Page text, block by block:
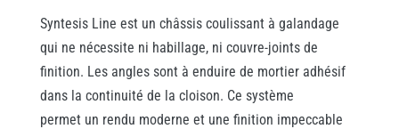
Syntesis Line est un châssis coulissant à galandage
qui ne nécessite ni habillage, ni couvre-joints de
finition. Les angles sont à enduire de mortier adhésif
dans la continuité de la cloison. Ce système
permet un rendu moderne et une finition impeccable